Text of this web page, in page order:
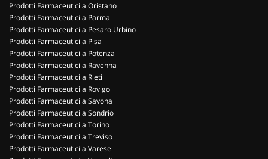
Prodotti Farmaceutici a Oristano
Prodotti Farmaceutici a Parma
Prodotti Farmaceutici a Pesaro Urbino
Prodotti Farmaceutici a Pisa
Prodotti Farmaceutici a Potenza
Prodotti Farmaceutici a Ravenna
Prodotti Farmaceutici a Rieti
Prodotti Farmaceutici a Rovigo
Prodotti Farmaceutici a Savona
Prodotti Farmaceutici a Sondrio
Prodotti Farmaceutici a Torino
Prodotti Farmaceutici a Treviso
Prodotti Farmaceutici a Varese